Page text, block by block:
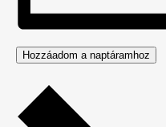
Hozzáadom a naptáramhoz